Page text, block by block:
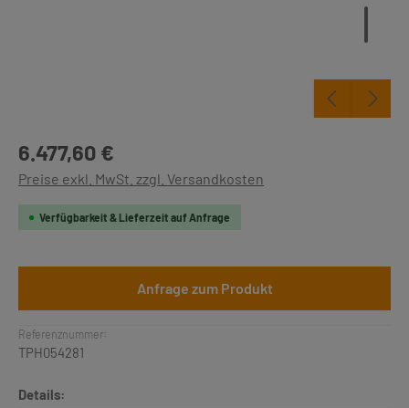
Regulärer Preis:
6.477,60 €
Preise exkl. MwSt. zzgl. Versandkosten
Verfügbarkeit & Lieferzeit auf Anfrage
Anfrage zum Produkt
Referenznummer:
TPH054281
Details: